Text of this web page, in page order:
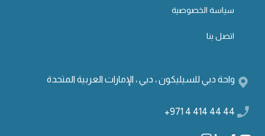
سياسة الخصوصية
اتصل بنا
واحة دبي للسيليكون ، دبي ، الإمارات العربية المتحدة
+971 4 414 44 44